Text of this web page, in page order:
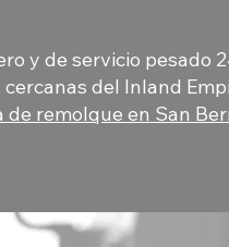
y de servicio pesado
del Inland
de remolque en San